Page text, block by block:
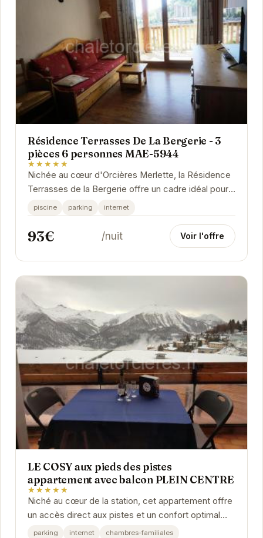
Résidence Terrasses De La Bergerie - 3
pièces 6 personnes MAE-5944
★★★★★
Nichée au cœur d'Orcières Merlette, la Résidence
Terrasses de la Bergerie offre un cadre idéal pour
des vacances à la montagne. Cet appartement...
piscine parking internet
93€ /nuit Voir l'offre
LE COSY aux pieds des pistes
appartement avec balcon PLEIN CENTRE
★★★★★
Niché au cœur de la station, cet appartement offre
un accès direct aux pistes et un confort optimal
pour un séjour inoubliable.
parking internet
chambres-familiales